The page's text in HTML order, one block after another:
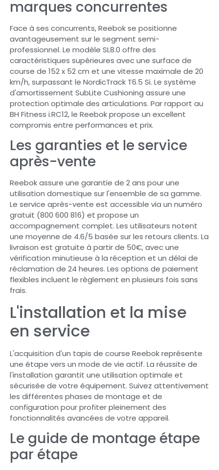
marques concurrentes
Face à ses concurrents, Reebok se positionne
avantageusement sur le segment semi-
professionnel. Le modèle SL8.0 offre des
caractéristiques supérieures avec une surface de
course de 152 x 52 cm et une vitesse maximale de 20
km/h, surpassant le NordicTrack T6.5 Si. Le système
d'amortissement SubLite Cushioning assure une
protection optimale des articulations. Par rapport au
BH Fitness i.RC12, le Reebok propose un excellent
compromis entre performances et prix.
Les garanties et le service
après-vente
Reebok assure une garantie de 2 ans pour une
utilisation domestique sur l'ensemble de sa gamme.
Le service après-vente est accessible via un numéro
gratuit (800 600 816) et propose un
accompagnement complet. Les utilisateurs notent
une moyenne de 4.6/5 basée sur les retours clients. La
livraison est gratuite à partir de 50€, avec une
vérification minutieuse à la réception et un délai de
réclamation de 24 heures. Les options de paiement
flexibles incluent le règlement en plusieurs fois sans
frais.
L'installation et la mise
en service
L'acquisition d'un tapis de course Reebok représente
une étape vers un mode de vie actif. La réussite de
l'installation garantit une utilisation optimale et
sécurisée de votre équipement. Suivez attentivement
les différentes phases de montage et de
configuration pour profiter pleinement des
fonctionnalités avancées de votre appareil.
Le guide de montage étape
par étape